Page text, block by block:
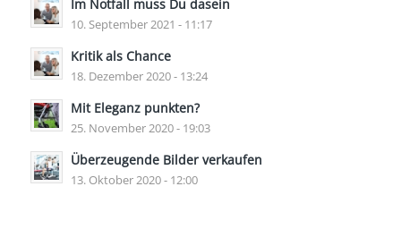
Im Notfall muss Du dasein
10. September 2021 - 11:17
Kritik als Chance
18. Dezember 2020 - 13:24
Mit Eleganz punkten?
25. November 2020 - 19:03
Überzeugende Bilder verkaufen
13. Oktober 2020 - 12:00